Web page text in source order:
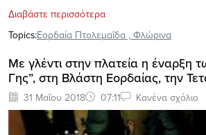
Διαβάστε περισσότερα
Topics:Εορδαία Πτολεμαΐδα , Φλώρινα
Με γλέντι στην πλατεία η έναρξη
Γης”, στη Βλάστη Εορδαίας, την
31 Μαΐου 2018 07:11 Κανένα σχόλιο